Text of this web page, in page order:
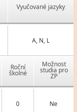
Vyučované jazyky
A, N, L
Roční
školné
Možnost
studia pro
ZP
0 Ne